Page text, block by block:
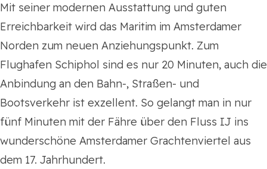
Mit seiner modernen Ausstattung und guten
Erreichbarkeit wird das Maritim im Amsterdamer
Norden zum neuen Anziehungspunkt. Zum
Flughafen Schiphol sind es nur 20 Minuten, auch die
Anbindung an den Bahn-, Straßen- und
Bootsverkehr ist exzellent. So gelangt man in nur
fünf Minuten mit der Fähre über den Fluss IJ ins
wunderschöne Amsterdamer Grachtenviertel aus
dem 17. Jahrhundert.